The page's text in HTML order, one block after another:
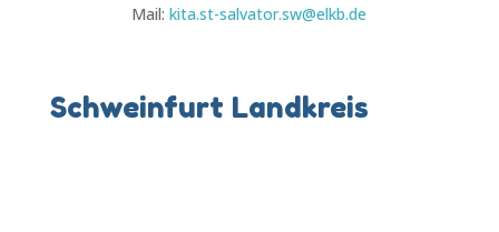
Mail:kita.st-salvator.sw@elkb.de
Schweinfurt Landkreis